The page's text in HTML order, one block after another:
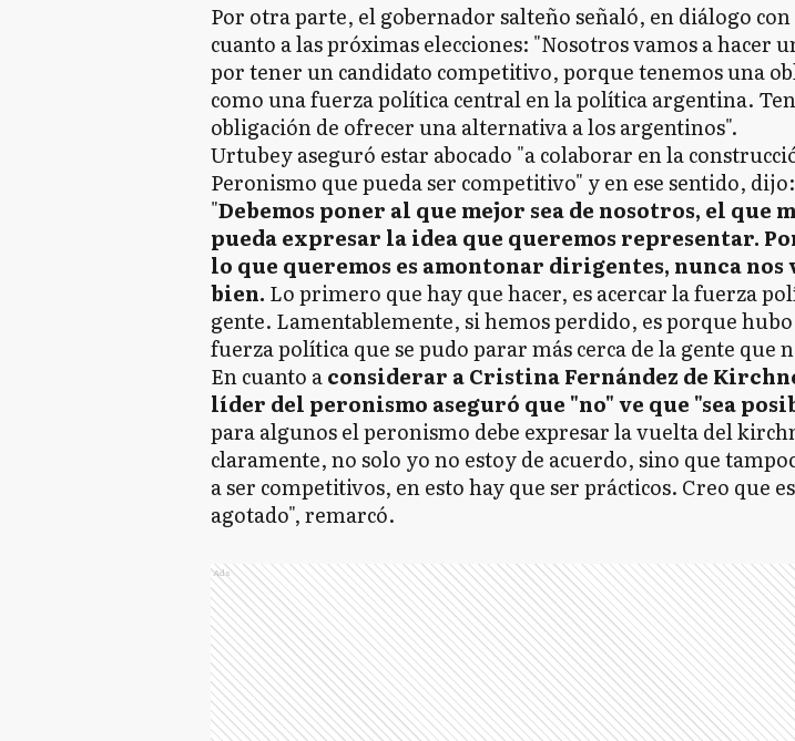
Por otra parte, el gobernador salteño señaló, en diálogo
cuanto a las próximas elecciones: "Nosotros vamos a hacer
por tener un candidato competitivo, porque tenemos una
como una fuerza política central en la política argentina.
obligación de ofrecer una alternativa a los argentinos".
Urtubey aseguró estar abocado "a colaborar en la
Peronismo que pueda ser competitivo" y en ese sentido, dijo:
"Debemos poner al que mejor sea de nosotros, el que
pueda expresar la idea que queremos representar.
lo que queremos es amontonar dirigentes, nunca nos
bien. Lo primero que hay que hacer, es acercar la fuerza
gente. Lamentablemente, si hemos perdido, es porque
fuerza política que se pudo parar más cerca de la gente que
En cuanto aconsiderar a Cristina Fernández de
líder del peronismo aseguró que "no" ve que "sea
para algunos el peronismo debe expresar la vuelta del
claramente, no solo yo no estoy de acuerdo, sino que
a ser competitivos, en esto hay que ser prácticos. Creo que
agotado", remarcó.
Ads